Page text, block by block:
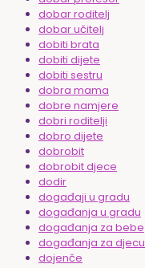
dobar roditelj
dobar učitelj
dobiti brata
dobiti dijete
dobiti sestru
dobra mama
dobre namjere
dobri roditelji
dobro dijete
dobrobit
dobrobit djece
dodir
događaji u gradu
događanja u gradu
događanja za bebe
događanja za djecu
dojenče